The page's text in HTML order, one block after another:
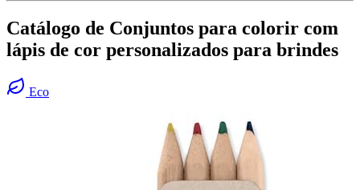
Catálogo de Conjuntos para colorir com
lápis de cor personalizados para brindes
Eco